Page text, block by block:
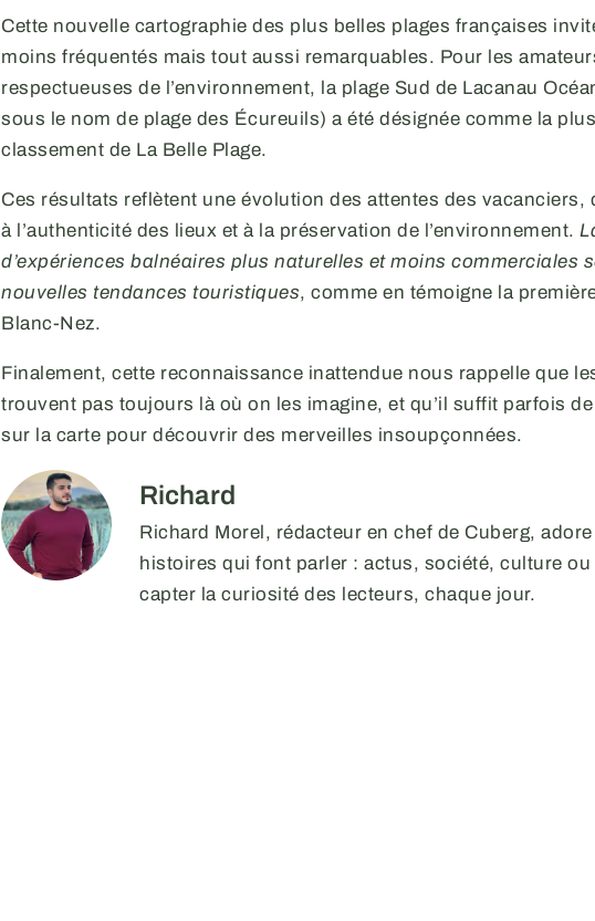
Cette nouvelle cartographie des plus belles plages françaises
moins fréquentés mais tout aussi remarquables. Pour les
respectueuses de l’environnement, la plage Sud de Lacanau
sous le nom de plage des Écureuils) a été désignée comme la
classement de La Belle Plage.
Ces résultats reflètent une évolution des attentes des vacanciers,
à l’authenticité des lieux et à la préservation de l’environnement.
d’expériences balnéaires plus naturelles et moins commerciales
nouvelles tendances touristiques, comme en témoigne la
Blanc-Nez.
Finalement, cette reconnaissance inattendue nous rappelle que
trouvent pas toujours là où on les imagine, et qu’il suffit parfois
sur la carte pour découvrir des merveilles insoupçonnées.
Richard
Richard Morel, rédacteur en chef de Cuberg,
histoires qui font parler : actus, société, culture
capter la curiosité des lecteurs, chaque jour.